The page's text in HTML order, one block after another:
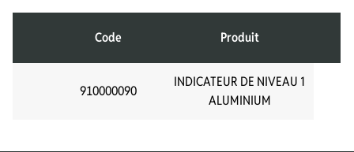
Code Produit
910000090
INDICATEUR DE NIVEAU 1
ALUMINIUM